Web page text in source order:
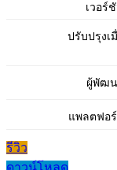
เวอร์
ปรับปรุงเ
ผู้พัฒ
แพลตฟอ
รีวิว